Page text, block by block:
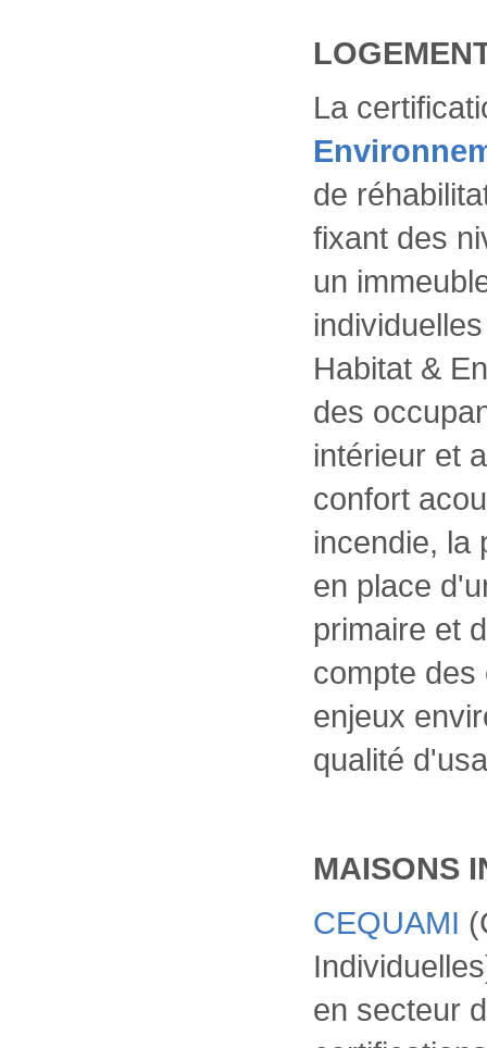
La
de
fixant des
un
Habitat &
des
intérieur et
confort
incendie, la
en place
primaire et
compte des
enjeux
qualité
MAISONS
CEQUAMI
en secteur